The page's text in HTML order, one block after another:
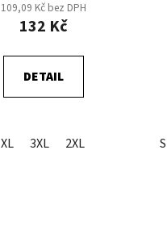
109,09 Kč bez DPH
132 Kč
DETAIL
XL 3XL 2XL S